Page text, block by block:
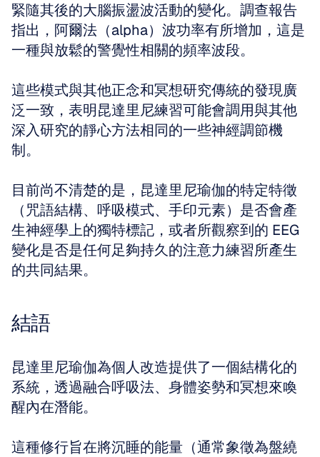
緊隨其後的大腦振盪波活動的變化。調查報告
指出，阿爾法（alpha）波功率有所增加，這是
一種與放鬆的警覺性相關的頻率波段。
這些模式與其他正念和冥想研究傳統的發現廣
泛一致，表明昆達里尼練習可能會調用與其他
深入研究的靜心方法相同的一些神經調節機
制。
目前尚不清楚的是，昆達里尼瑜伽的特定特徵
（咒語結構、呼吸模式、手印元素）是否會產
生神經學上的獨特標記，或者所觀察到的 EEG
變化是否是任何足夠持久的注意力練習所產生
的共同結果。
結語
昆達里尼瑜伽為個人改造提供了一個結構化的
系統，透過融合呼吸法、身體姿勢和冥想來喚
醒內在潛能。
這種修行旨在將沉睡的能量（通常象徵為盤繞